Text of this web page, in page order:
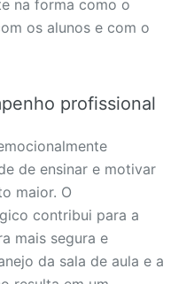
na forma como o
os alunos e com o
profissional
de ensinar e motivar
maior. O
contribui para a
mais segura e
da sala de aula e a